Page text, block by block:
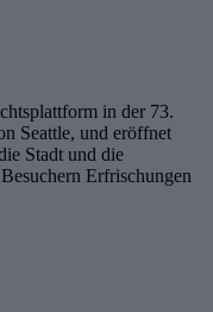
in der 73.
Seattle, und eröffnet
Stadt und die
Erfrischungen